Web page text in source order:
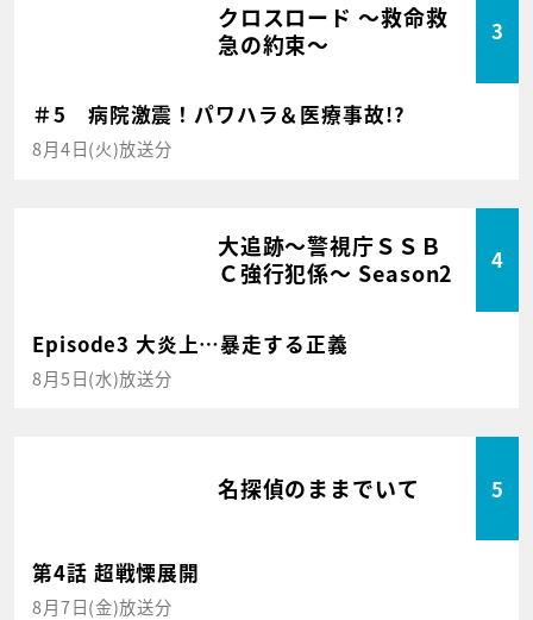
クロスロード ～救命救
急の約束～
3
＃5 病院激震！パワハラ＆医療事故!?
8月4日(火)放送分
大追跡～警視庁ＳＳＢ
Ｃ強行犯係～ Season2
4
Episode3 大炎上…暴走する正義
8月5日(水)放送分
名探偵のままでいて 5
第4話 超戦慄展開
8月7日(金)放送分